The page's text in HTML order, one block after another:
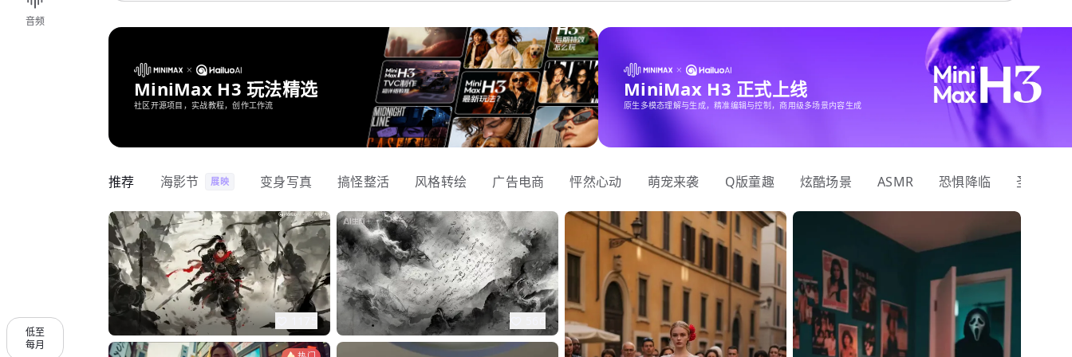
音频
低至
每月
MiniMax H3 玩法精选
社区开源项目，实战教程，创作工作流
MiniMax H3 正式上线
原生多模态理解与生成，精准编辑与控制，商用级多场景内容生成
推荐 海影节 展映 变身写真 搞怪整活 风格转绘 广告电商 怦然心动 萌宠来袭 Q版童趣 炫酷场景 ASMR 恐惧降临 圣诞狂欢